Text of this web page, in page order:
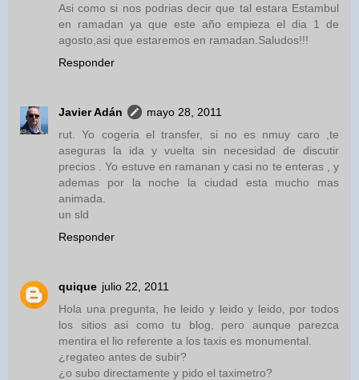
Asi como si nos podrias decir que tal estara Estambul
en ramadan ya que este año empieza el dia 1 de
agosto,asi que estaremos en ramadan.Saludos!!!
Responder
Javier Adán
mayo 28, 2011
rut. Yo cogeria el transfer, si no es nmuy caro ,te
aseguras la ida y vuelta sin necesidad de discutir
precios . Yo estuve en ramanan y casi no te enteras , y
ademas por la noche la ciudad esta mucho mas
animada.
un sld
Responder
quique julio 22, 2011
Hola una pregunta, he leido y leido y leido, por todos
los sitios asi como tu blog, pero aunque parezca
mentira el lio referente a los taxis es monumental.
¿regateo antes de subir?
¿o subo directamente y pido el taximetro?